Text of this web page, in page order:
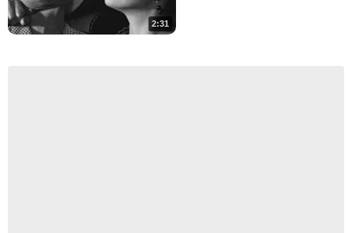
2:31